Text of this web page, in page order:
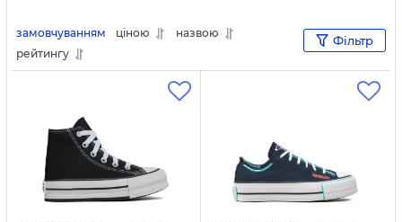
замовчуванням ціною
назвою
рейтингу
Фільтр